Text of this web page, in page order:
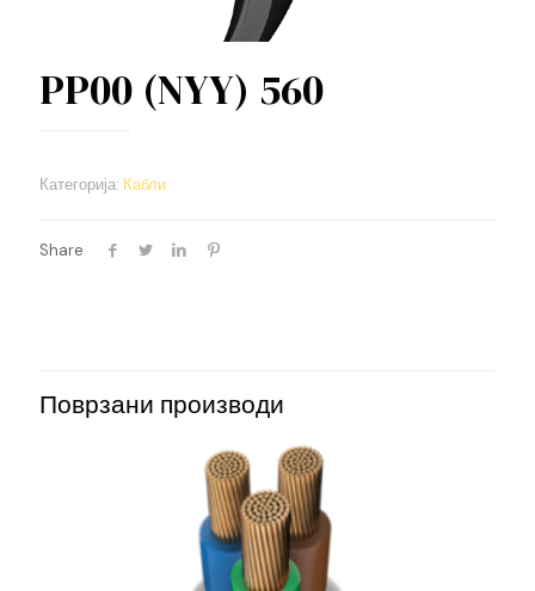
PP00 (NYY) 560
Категорија: Кабли
Share
Поврзани производи